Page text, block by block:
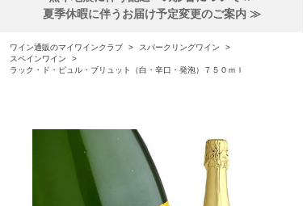
夏季休暇に伴うお届け予定変更のご案内 ≫
ワイン通販のマイワインクラブ > スパークリングワイン
>
スペインワイン
>
ラック・ド・ピュル・ブリュット（白・辛口・発泡）７５０ｍｌ